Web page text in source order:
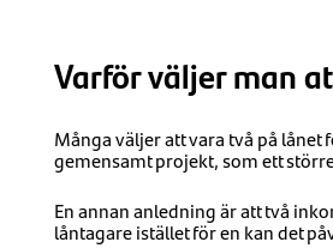
Varför väljer man
Många väljer att vara två på lånet
gemensamt projekt, som ett
En annan anledning är att två
låntagare istället för en kan det